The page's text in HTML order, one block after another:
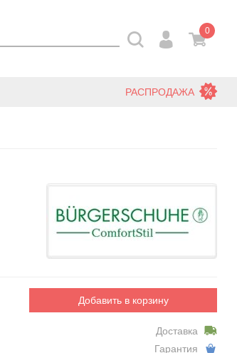
0
РАСПРОДАЖА
Добавить в корзину
Доставка
Гарантия